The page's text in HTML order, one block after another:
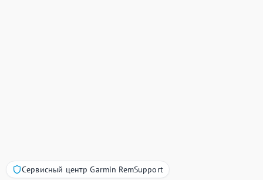
Сервисный центр Garmin RemSupport